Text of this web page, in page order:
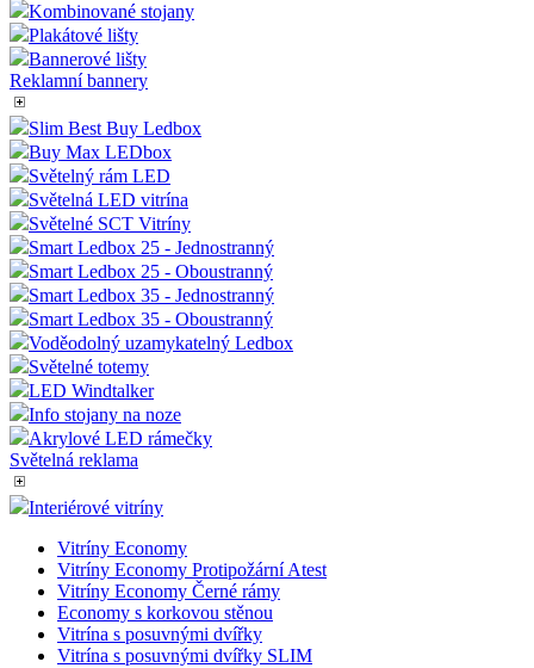
Kombinované stojany
Plakátové lišty
Bannerové lišty
Reklamní bannery
Slim Best Buy Ledbox
Buy Max LEDbox
Světelný rám LED
Světelná LED vitrína
Světelné SCT Vitríny
Smart Ledbox 25 - Jednostranný
Smart Ledbox 25 - Oboustranný
Smart Ledbox 35 - Jednostranný
Smart Ledbox 35 - Oboustranný
Voděodolný uzamykatelný Ledbox
Světelné totemy
LED Windtalker
Info stojany na noze
Akrylové LED rámečky
Světelná reklama
Interiérové vitríny
Vitríny Economy
Vitríny Economy Protipožární Atest
Vitríny Economy Černé rámy
Economy s korkovou stěnou
Vitrína s posuvnými dvířky
Vitrína s posuvnými dvířky SLIM